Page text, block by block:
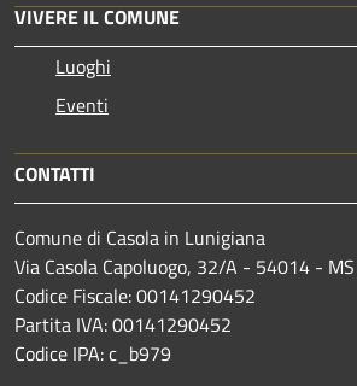
VIVERE IL COMUNE
Luoghi
Eventi
CONTATTI
Comune di Casola in Lunigiana
Via Casola Capoluogo, 32/A - 54014 - MS
Codice Fiscale: 00141290452
Partita IVA: 00141290452
Codice IPA: c_b979